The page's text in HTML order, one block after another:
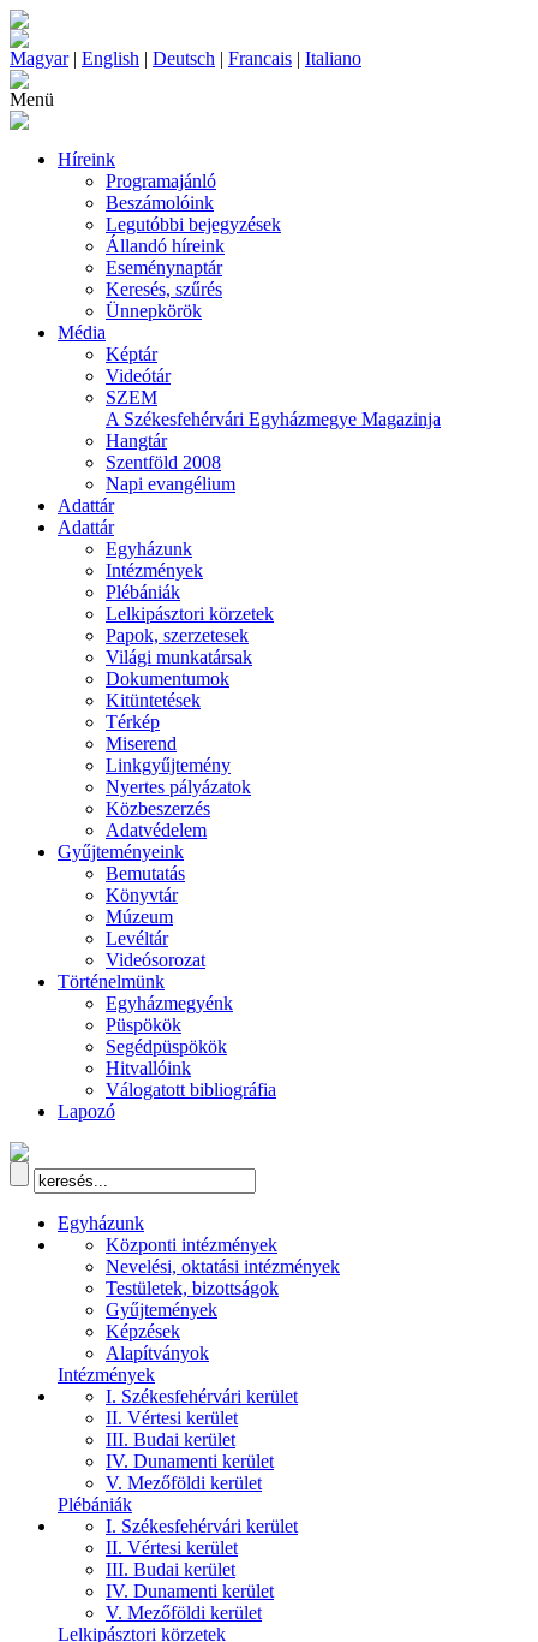
Magyar| English | Deutsch | Francais | Italiano
Menü
Híreink
Programajánló
Beszámolóink
Legutóbbi bejegyzések
Állandó híreink
Eseménynaptár
Keresés, szűrés
Ünnepkörök
Média
Képtár
Videótár
SZEM
A Székesfehérvári Egyházmegye Magazinja
Hangtár
Szentföld 2008
Napi evangélium
Adattár
Adattár
Egyházunk
Intézmények
Plébániák
Lelkipásztori körzetek
Papok, szerzetesek
Világi munkatársak
Dokumentumok
Kitüntetések
Térkép
Miserend
Linkgyűjtemény
Nyertes pályázatok
Közbeszerzés
Adatvédelem
Gyűjteményeink
Bemutatás
Könyvtár
Múzeum
Levéltár
Videósorozat
Történelmünk
Egyházmegyénk
Püspökök
Segédpüspökök
Hitvallóink
Válogatott bibliográfia
Lapozó
Egyházunk
Központi intézmények
Nevelési, oktatási intézmények
Testületek, bizottságok
Gyűjtemények
Képzések
Alapítványok
Intézmények
I. Székesfehérvári kerület
II. Vértesi kerület
III. Budai kerület
IV. Dunamenti kerület
V. Mezőföldi kerület
Plébániák
I. Székesfehérvári kerület
II. Vértesi kerület
III. Budai kerület
IV. Dunamenti kerület
V. Mezőföldi kerület
Lelkipásztori körzetek